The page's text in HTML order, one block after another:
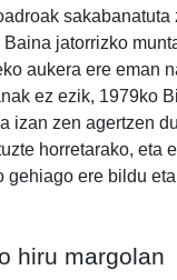
sakabanatuta
Baina jatorrizko
aukera ere eman
ez ezik, 1979ko
izan zen agertzen
horretarako, eta
gehiago ere bildu
hiru margolan